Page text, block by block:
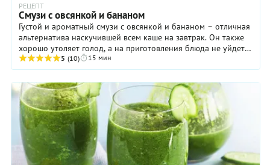
РЕЦЕПТ
Смузи с овсянкой и бананом
Густой и ароматный смузи с овсянкой и бананом – отличная
альтернатива наскучившей всем каше на завтрак. Он также
хорошо утоляет голод, а на приготовления блюда не уйдет
больше времени, чем на варку ...
5 (10) 15 мин